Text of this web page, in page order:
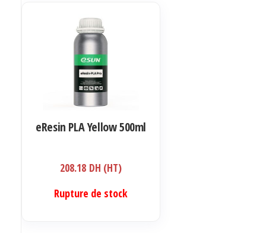
eResin PLA Yellow 500ml
208.18 DH (HT)
Rupture de stock